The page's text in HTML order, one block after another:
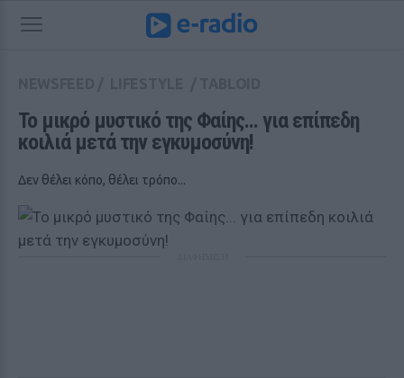
Το μικρό μυστικό της Φαίης... για επίπεδη
κοιλιά μετά την εγκυμοσύνη!
Δεν θέλει κόπο, θέλει τρόπο...